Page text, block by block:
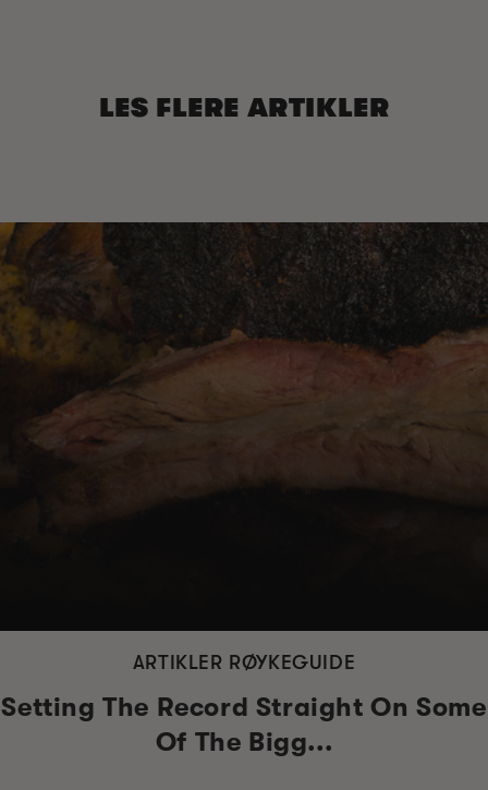
LES FLERE ARTIKLER
ARTIKLER RØYKEGUIDE
Setting The Record Straight On Some
Of The Bigg...